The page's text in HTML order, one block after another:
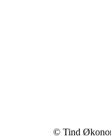
© Tind